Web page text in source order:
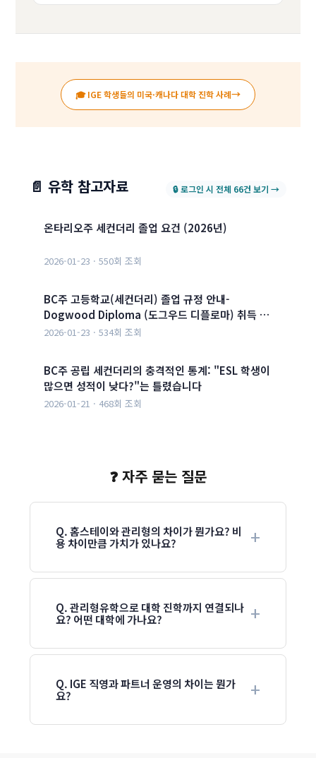
🎓 IGE 학생들의 미국·캐나다 대학 진학 사례→
📄 유학 참고자료 🔒 로그인 시 전체 66건 보기 →
온타리오주 세컨더리 졸업 요건 (2026년)
2026-01-23 · 550회 조회
BC주 고등학교(세컨더리) 졸업 규정 안내-
Dogwood Diploma (도그우드 디플로마) 취득 …
2026-01-23 · 534회 조회
BC주 공립 세컨더리의 충격적인 통계: "ESL 학생이
많으면 성적이 낮다?"는 틀렸습니다
2026-01-21 · 468회 조회
❓ 자주 묻는 질문
Q. 홈스테이와 관리형의 차이가 뭔가요? 비
용 차이만큼 가치가 있나요?
Q. 관리형유학으로 대학 진학까지 연결되나
요? 어떤 대학에 가나요?
Q. IGE 직영과 파트너 운영의 차이는 뭔가
요?